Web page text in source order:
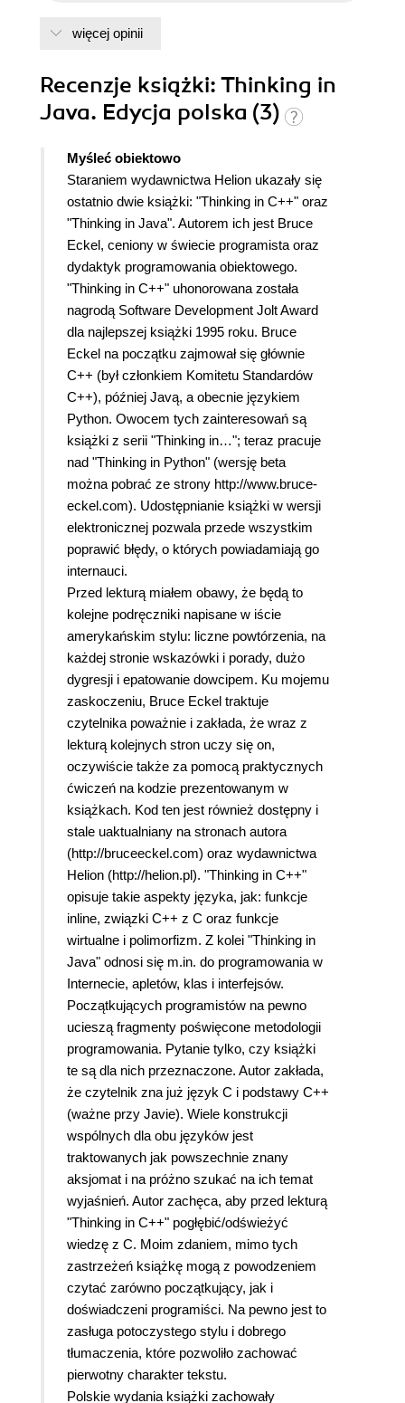
więcej opinii
Recenzje książki: Thinking in
Java. Edycja polska (3)
Myśleć obiektowo
Staraniem wydawnictwa Helion ukazały się
ostatnio dwie książki: "Thinking in C++" oraz
"Thinking in Java". Autorem ich jest Bruce
Eckel, ceniony w świecie programista oraz
dydaktyk programowania obiektowego.
"Thinking in C++" uhonorowana została
nagrodą Software Development Jolt Award
dla najlepszej książki 1995 roku. Bruce
Eckel na początku zajmował się głównie
C++ (był członkiem Komitetu Standardów
C++), później Javą, a obecnie językiem
Python. Owocem tych zainteresowań są
książki z serii "Thinking in…"; teraz pracuje
nad "Thinking in Python" (wersję beta
można pobrać ze strony http://www.bruce-
eckel.com). Udostępnianie książki w wersji
elektronicznej pozwala przede wszystkim
poprawić błędy, o których powiadamiają go
internauci.
Przed lekturą miałem obawy, że będą to
kolejne podręczniki napisane w iście
amerykańskim stylu: liczne powtórzenia, na
każdej stronie wskazówki i porady, dużo
dygresji i epatowanie dowcipem. Ku mojemu
zaskoczeniu, Bruce Eckel traktuje
czytelnika poważnie i zakłada, że wraz z
lekturą kolejnych stron uczy się on,
oczywiście także za pomocą praktycznych
ćwiczeń na kodzie prezentowanym w
książkach. Kod ten jest również dostępny i
stale uaktualniany na stronach autora
(http://bruceeckel.com) oraz wydawnictwa
Helion (http://helion.pl). "Thinking in C++"
opisuje takie aspekty języka, jak: funkcje
inline, związki C++ z C oraz funkcje
wirtualne i polimorfizm. Z kolei "Thinking in
Java" odnosi się m.in. do programowania w
Internecie, apletów, klas i interfejsów.
Początkujących programistów na pewno
ucieszą fragmenty poświęcone metodologii
programowania. Pytanie tylko, czy książki
te są dla nich przeznaczone. Autor zakłada,
że czytelnik zna już język C i podstawy C++
(ważne przy Javie). Wiele konstrukcji
wspólnych dla obu języków jest
traktowanych jak powszechnie znany
aksjomat i na próżno szukać na ich temat
wyjaśnień. Autor zachęca, aby przed lekturą
"Thinking in C++" pogłębić/odświeżyć
wiedzę z C. Moim zdaniem, mimo tych
zastrzeżeń książkę mogą z powodzeniem
czytać zarówno początkujący, jak i
doświadczeni programiści. Na pewno jest to
zasługa potoczystego stylu i dobrego
tłumaczenia, które pozwoliło zachować
pierwotny charakter tekstu.
Polskie wydania książki zachowały